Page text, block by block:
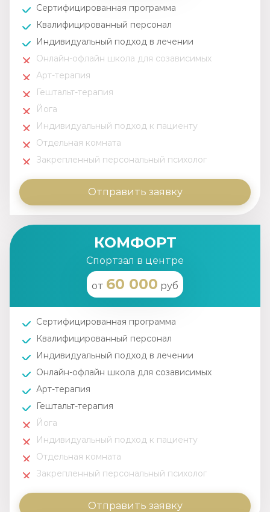
Сертифицированная программа
Квалифицированный персонал
Индивидуальный подход в лечении
Онлайн-офлайн школа для созависимых
Арт-терапия
Гештальт-терапия
Йога
Индивидуальный подход к пациенту
Отдельная комната
Закрепленный персональный психолог
Отправить заявку
КОМФОРТ
Спортзал в центре
от 60 000 руб
Сертифицированная программа
Квалифицированный персонал
Индивидуальный подход в лечении
Онлайн-офлайн школа для созависимых
Арт-терапия
Гештальт-терапия
Йога
Индивидуальный подход к пациенту
Отдельная комната
Закрепленный персональный психолог
Отправить заявку